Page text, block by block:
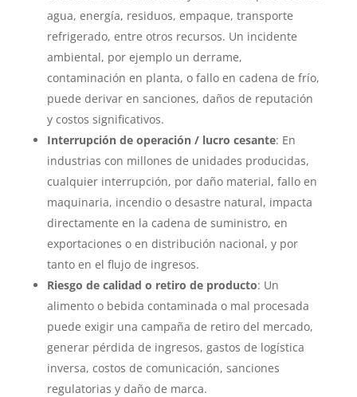
agua, energía, residuos, empaque, transporte
refrigerado, entre otros recursos. Un incidente
ambiental, por ejemplo un derrame,
contaminación en planta, o fallo en cadena de frío,
puede derivar en sanciones, daños de reputación
y costos significativos.
Interrupción de operación / lucro cesante: En
industrias con millones de unidades producidas,
cualquier interrupción, por daño material, fallo en
maquinaria, incendio o desastre natural, impacta
directamente en la cadena de suministro, en
exportaciones o en distribución nacional, y por
tanto en el flujo de ingresos.
Riesgo de calidad o retiro de producto: Un
alimento o bebida contaminada o mal procesada
puede exigir una campaña de retiro del mercado,
generar pérdida de ingresos, gastos de logística
inversa, costos de comunicación, sanciones
regulatorias y daño de marca.